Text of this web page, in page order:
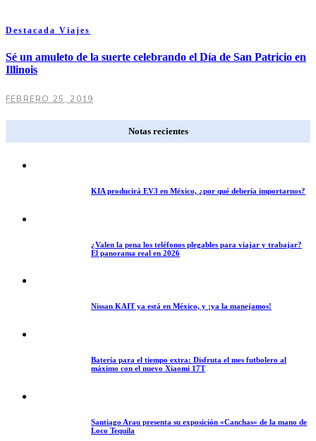
Destacada Viajes
Sé un amuleto de la suerte celebrando el Día de San Patricio en
Illinois
FEBRERO 25, 2019
Notas recientes
KIA producirá EV3 en México, ¿por qué debería importarnos?
¿Valen la pena los teléfonos plegables para viajar y trabajar?
El panorama real en 2026
Nissan KAIT ya está en México, y ¡ya la manejamos!
Batería para el tiempo extra: Disfruta el mes futbolero al
máximo con el nuevo Xiaomi 17T
Santiago Arau presenta su exposición «Canchas» de la mano de
Loco Tequila